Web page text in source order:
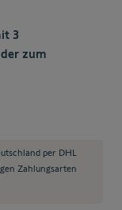
3
zum
per DHL
Zahlungsarten